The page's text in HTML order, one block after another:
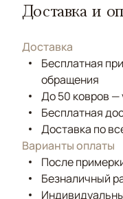
Доставка и
Доставка
Бесплатная
обращения
До 50 ковров —
Бесплатная
Доставка по
Варианты оплаты
После
Безналичный